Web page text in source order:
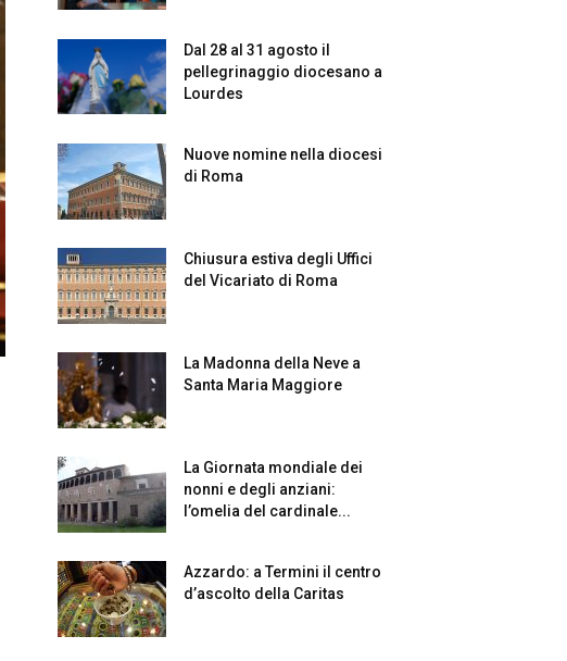
Dal 28 al 31 agosto il
pellegrinaggio diocesano a
Lourdes
Nuove nomine nella diocesi
di Roma
Chiusura estiva degli Uffici
del Vicariato di Roma
La Madonna della Neve a
Santa Maria Maggiore
La Giornata mondiale dei
nonni e degli anziani:
l’omelia del cardinale...
Azzardo: a Termini il centro
d’ascolto della Caritas